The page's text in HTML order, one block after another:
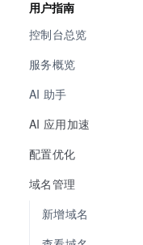
用户指南
控制台总览
服务概览
AI 助手
AI 应用加速
配置优化
域名管理
新增域名